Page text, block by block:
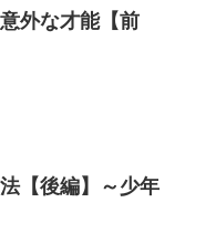
外な才能【前
【後編】～少年